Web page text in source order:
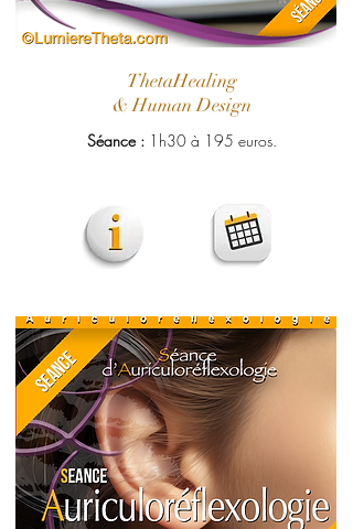
ThetaHealing
& Human Design
Séance : 1h30 à 195 euros.